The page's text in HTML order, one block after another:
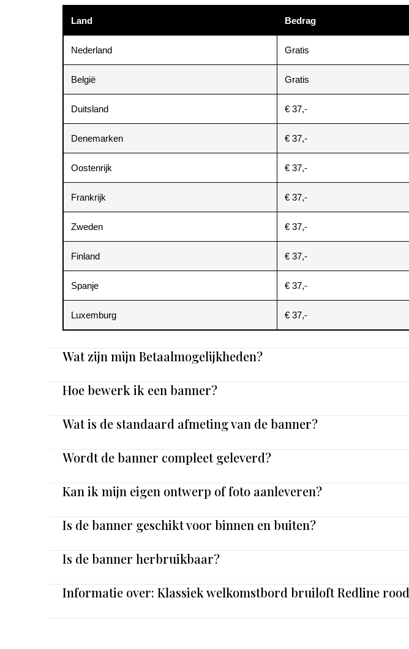
Land Bedrag
Nederland Gratis
België Gratis
Duitsland € 37,-
Denemarken € 37,-
Oostenrijk € 37,-
Frankrijk € 37,-
Zweden € 37,-
Finland € 37,-
Spanje € 37,-
Luxemburg € 37,-
Wat zijn mijn Betaalmogelijkheden?
Hoe bewerk ik een banner?
Wat is de standaard afmeting van de banner?
Wordt de banner compleet geleverd?
Kan ik mijn eigen ontwerp of foto aanleveren?
Is de banner geschikt voor binnen en buiten?
Is de banner herbruikbaar?
Informatie over: Klassiek welkomstbord bruiloft Redline rood